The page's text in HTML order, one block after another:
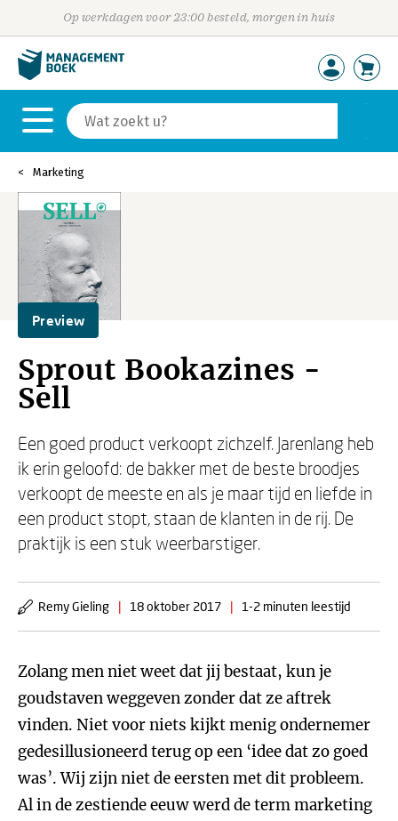
Op werkdagen voor 23:00 besteld, morgen in huis
Marketing
Preview
Sprout Bookazines -
Sell
Een goed product verkoopt zichzelf. Jarenlang heb
ik erin geloofd: de bakker met de beste broodjes
verkoopt de meeste en als je maar tijd en liefde in
een product stopt, staan de klanten in de rij. De
praktijk is een stuk weerbarstiger.
Remy Gieling | 18 oktober 2017 | 1-2 minuten leestijd
Zolang men niet weet dat jij bestaat, kun je
goudstaven weggeven zonder dat ze aftrek
vinden. Niet voor niets kijkt menig ondernemer
gedesillusioneerd terug op een ‘idee dat zo goed
was’. Wij zijn niet de eersten met dit probleem.
Al in de zestiende eeuw werd de term marketing